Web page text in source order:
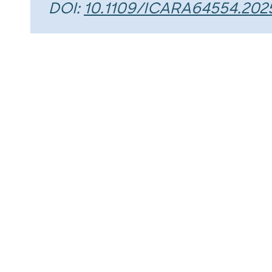
DOI: 10.1109/